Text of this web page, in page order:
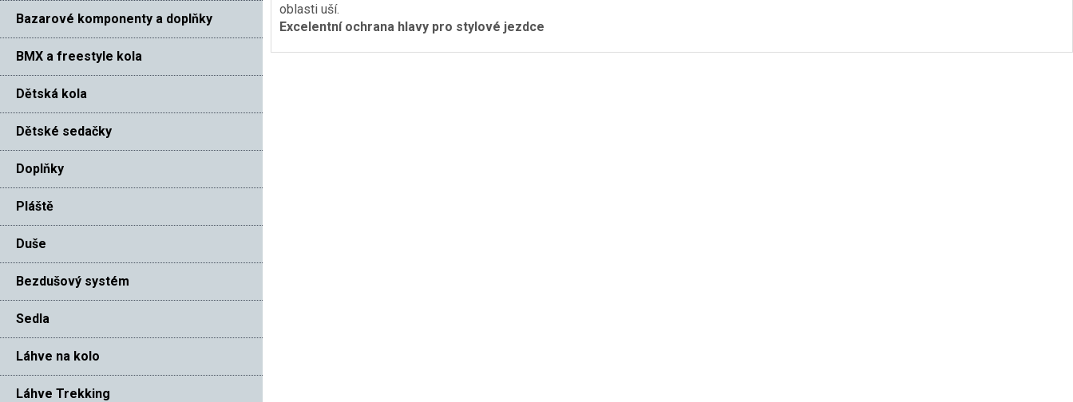
Bazarové komponenty a doplňky
BMX a freestyle kola
Dětská kola
Dětské sedačky
Doplňky
Pláště
Duše
Bezdušový systém
Sedla
Láhve na kolo
Láhve Trekking
oblasti uší.
Excelentní ochrana hlavy pro stylové jezdce